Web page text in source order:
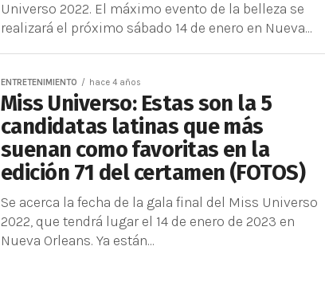
Universo 2022. El máximo evento de la belleza se
realizará el próximo sábado 14 de enero en Nueva...
ENTRETENIMIENTO hace 4 años
Miss Universo: Estas son la 5
candidatas latinas que más
suenan como favoritas en la
edición 71 del certamen (FOTOS)
Se acerca la fecha de la gala final del Miss Universo
2022, que tendrá lugar el 14 de enero de 2023 en
Nueva Orleans. Ya están...